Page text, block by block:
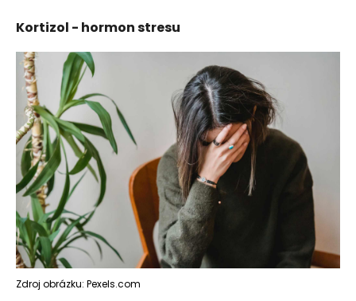
Kortizol - hormon stresu
Zdroj obrázku: Pexels.com